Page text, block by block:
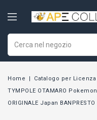
Home Catalogo per Licenza
TYMPOLE OTAMARO
ORIGINALE Japan BANPRESTO